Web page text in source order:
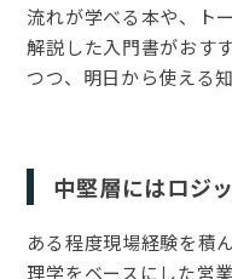
流れが学べる本や、ト
解説した入門書がおす
つつ、明日から使える
中堅層にはロジ
ある程度現場経験を積
理学をベースにした営